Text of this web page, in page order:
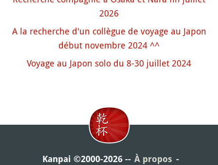
2026
A la recherche d'un collègue de voyage au Japon
début novembre 2024 ^^
Voyage au Japon solo du 8-30 juillet 2024
Kanpai ©2000-2026
À propos